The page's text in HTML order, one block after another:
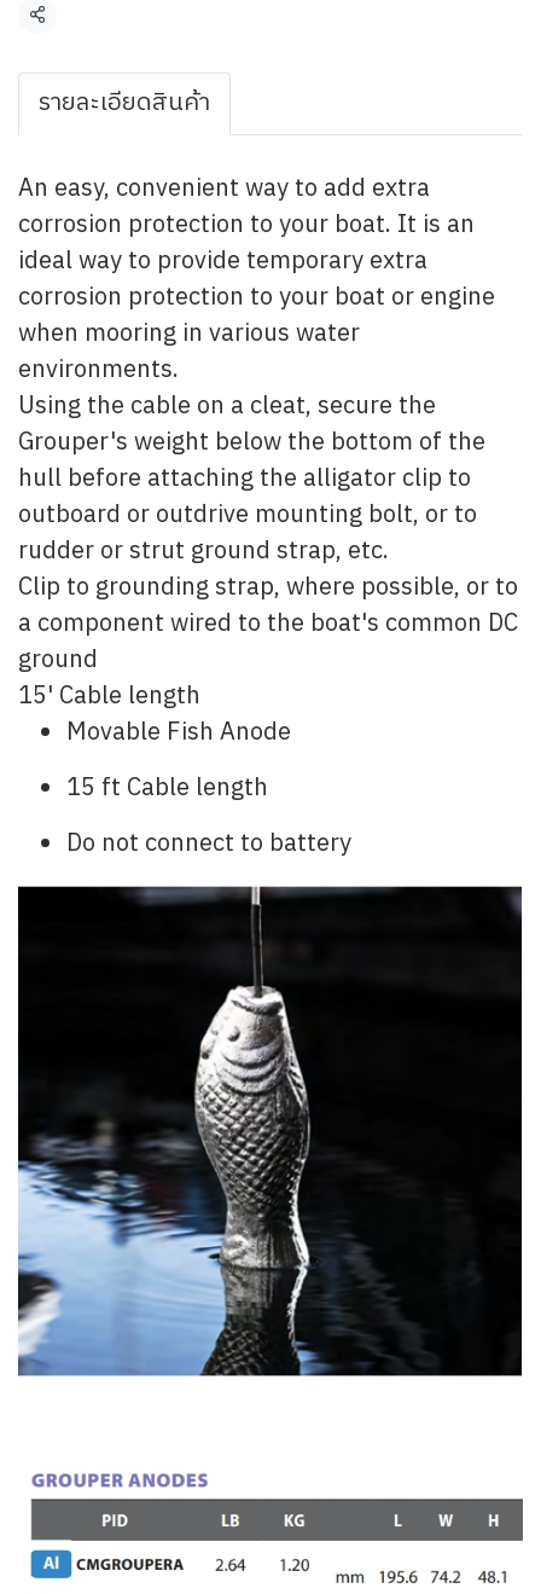
แชร์
รายละเอียดสินค้า
An easy, convenient way to add extra
corrosion protection to your boat. It is an
ideal way to provide temporary extra
corrosion protection to your boat or engine
when mooring in various water
environments.
Using the cable on a cleat, secure the
Grouper's weight below the bottom of the
hull before attaching the alligator clip to
outboard or outdrive mounting bolt, or to
rudder or strut ground strap, etc.
Clip to grounding strap, where possible, or to
a component wired to the boat's common DC
ground
15' Cable length
Movable Fish Anode
15 ft Cable length
Do not connect to battery